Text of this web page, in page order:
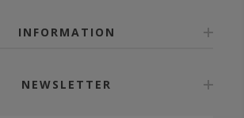
INFORMATION
NEWSLETTER